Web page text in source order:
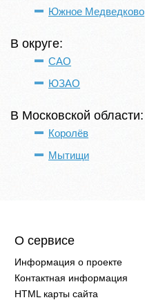
Южное Медведково
В округе:
САО
ЮЗАО
В Московской области:
Королёв
Мытищи
О сервисе
Информация о проекте
Контактная информация
HTML карты сайта